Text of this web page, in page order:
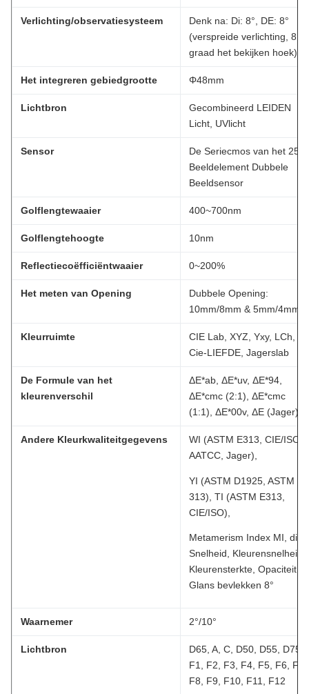
Verlichting/observatiesysteem
Denk na: Di: 8°, DE: 8°
(verspreide verlichting, 8
graad het bekijken hoek)
Het integreren gebiedgrootte Φ48mm
Lichtbron
Gecombineerd LEIDEN
Licht, UVlicht
Sensor
De Seriecmos van het 256
Beeldelement Dubbele
Beeldsensor
Golflengtewaaier 400~700nm
Golflengtehoogte 10nm
Reflectiecoëfficiëntwaaier 0~200%
Het meten van Opening
Dubbele Opening:
10mm/8mm & 5mm/4mm
Kleurruimte
CIE Lab, XYZ, Yxy, LCh,
Cie-LIEFDE, Jagerslab
De Formule van het
kleurenverschil
ΔE*ab, ΔE*uv, ΔE*94,
ΔE*cmc (2:1), ΔE*cmc
(1:1), ΔE*00v, ΔE (Jager)
Andere Kleurkwaliteitgegevens
WI (ASTM E313, CIE/ISO,
AATCC, Jager),
YI (ASTM D1925, ASTM
313), TI (ASTM E313,
CIE/ISO),
Metamerism Index MI, die
Snelheid, Kleurensnelheid,
Kleurensterkte, Opaciteit,
Glans bevlekken 8°
Waarnemer 2°/10°
Lichtbron
D65, A, C, D50, D55, D75,
F1, F2, F3, F4, F5, F6, F7,
F8, F9, F10, F11, F12